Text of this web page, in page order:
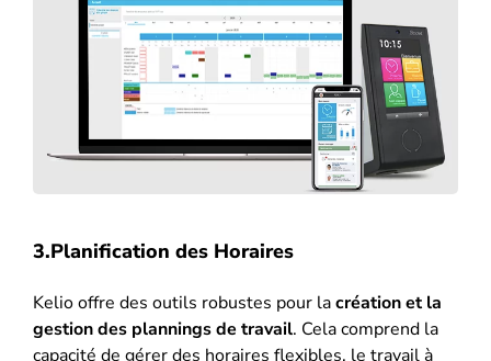
3.Planification des Horaires
Kelio offre des outils robustes pour lacréation et la
gestion des plannings de travail. Cela comprend la
capacité de gérer des horaires flexibles, le travail à